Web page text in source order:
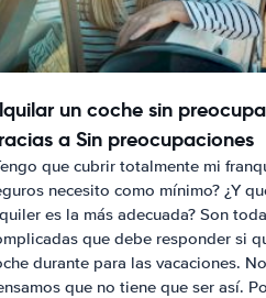
un coche sin
a Sin preocupaciones
que cubrir totalmente mi
necesito como mínimo? ¿Y
es la más adecuada? Son
que debe responder si
durante para las vacaciones.
que no tiene que ser así.